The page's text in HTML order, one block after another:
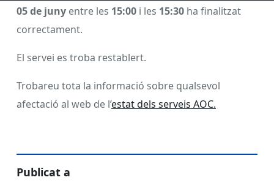
05 de juny entre les 15:00 i les 15:30 ha finalitzat
correctament.
El servei es troba restablert.
Trobareu tota la informació sobre qualsevol
afectació al web de l’estat dels serveis AOC.
Publicat a